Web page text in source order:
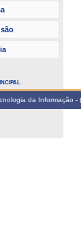
da Informação